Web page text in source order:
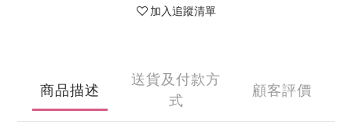
加入追蹤清單
商品描述
送貨及付款方
式
顧客評價